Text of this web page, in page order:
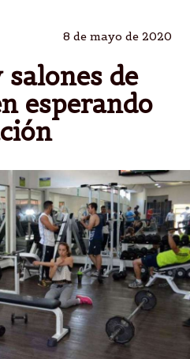
8 de mayo de 2020
de
esperando